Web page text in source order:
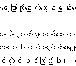
ြားကိုခြောက်သွေ့နီမြ
နဲ့ မျက်နှာသစ်ဆေး
ပါဝင်တာမျိုးကိုရွေး
င်တိုင်ပင်ကြည့်ပါ။